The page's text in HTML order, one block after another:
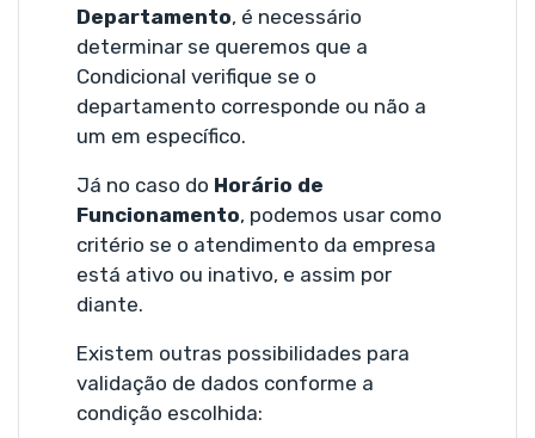
Departamento, é necessário
determinar se queremos que a
Condicional verifique se o
departamento corresponde ou não a
um em específico.
Já no caso do Horário de
Funcionamento, podemos usar como
critério se o atendimento da empresa
está ativo ou inativo, e assim por
diante.
Existem outras possibilidades para
validação de dados conforme a
condição escolhida: